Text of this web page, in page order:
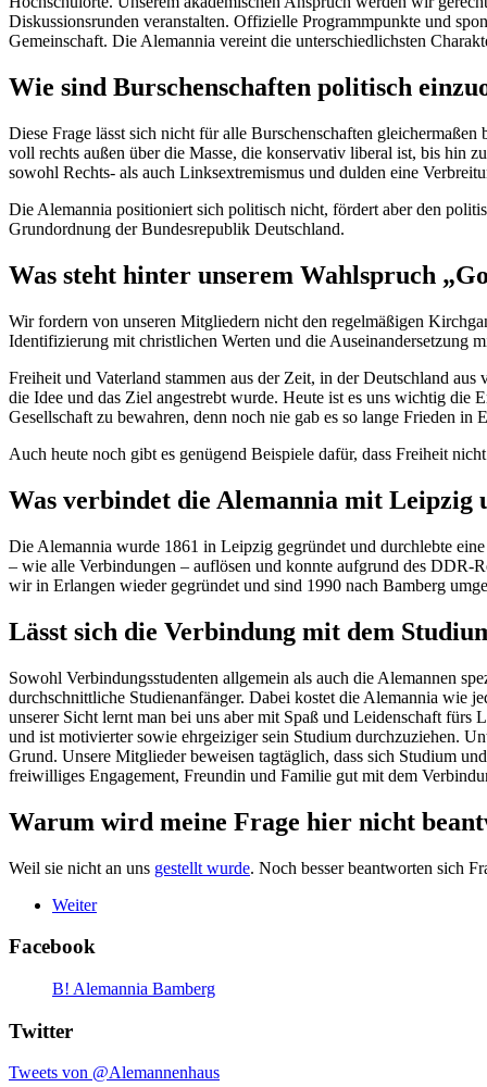
Diskussionsrunden veranstalten. Offizielle Programmpunkte und
Gemeinschaft. Die Alemannia vereint die unterschiedlichsten
Wie sind Burschenschaften politisch
Diese Frage lässt sich nicht für alle Burschenschaften
voll rechts außen über die Masse, die konservativ liberal ist, bis hin
sowohl Rechts- als auch Linksextremismus und dulden eine
Die Alemannia positioniert sich politisch nicht, fördert aber den
Grundordnung der Bundesrepublik Deutschland.
Was steht hinter unserem Wahlspruch
Wir fordern von unseren Mitgliedern nicht den regelmäßigen
Identifizierung mit christlichen Werten und die Auseinandersetzung
Freiheit und Vaterland stammen aus der Zeit, in der Deutschland
die Idee und das Ziel angestrebt wurde. Heute ist es uns wichtig die
Gesellschaft zu bewahren, denn noch nie gab es so lange Frieden in
Auch heute noch gibt es genügend Beispiele dafür, dass Freiheit
Was verbindet die Alemannia mit Leipzig
Die Aleman­nia wurde 1861 in Leipzig gegründet und durchlebte
– wie alle Verbindungen – auflösen und konnte aufgrund des DDR-
wir in Erlangen wieder gegründet und sind 1990 nach Bamberg
Lässt sich die Verbindung mit dem
Sowohl Verbindungsstudenten allgemein als auch die Alemannen
durchschnittliche Studienanfänger. Dabei kostet die Alemannia wie
unserer Sicht lernt man bei uns aber mit Spaß und Leidenschaft fürs
und ist motivierter sowie ehrgeiziger sein Studium durchzuziehen.
Grund. Unsere Mitglieder beweisen tagtäglich, dass sich Studium
freiwilliges Engagement, Freundin und Familie gut mit dem
Warum wird meine Frage hier nicht
Weil sie nicht an uns gestellt wurde. Noch besser beantworten sich
Weiter
Facebook
B! Alemannia Bamberg
Twitter
Tweets von @Alemannenhaus